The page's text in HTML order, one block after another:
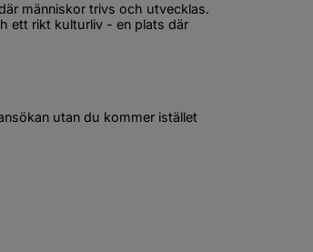
människor trivs och utvecklas.
ett rikt kulturliv - en plats där
utan du kommer istället